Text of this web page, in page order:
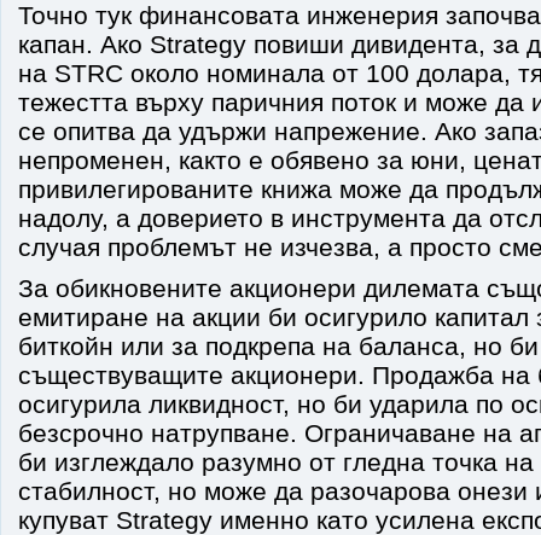
Точно тук финансовата инженерия
капан. Ако Strategy повиши дивидента, за
на STRC около номинала от 100 долара,
тежестта върху паричния поток и може да
се опитва да удържи напрежение. Ако
непроменен, както е обявено за юни,
привилегированите книжа може да
надолу, а доверието в инструмента да
случая проблемът не изчезва, а просто
За обикновените акционери дилемата
емитиране на акции би осигурило капитал
биткойн или за подкрепа на баланса, но
съществуващите акционери. Продажба на
осигурила ликвидност, но би ударила по
безсрочно натрупване. Ограничаване на
би изглеждало разумно от гледна точка
стабилност, но може да разочарова онези
купуват Strategy именно като усилена